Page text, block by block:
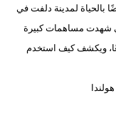
بالحياة لمدينة دلفت في
شهدت مساهمات كبيرة
ويكشف كيف استخدم